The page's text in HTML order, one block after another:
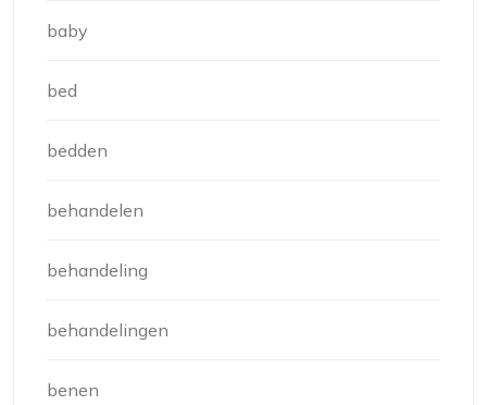
baby
bed
bedden
behandelen
behandeling
behandelingen
benen